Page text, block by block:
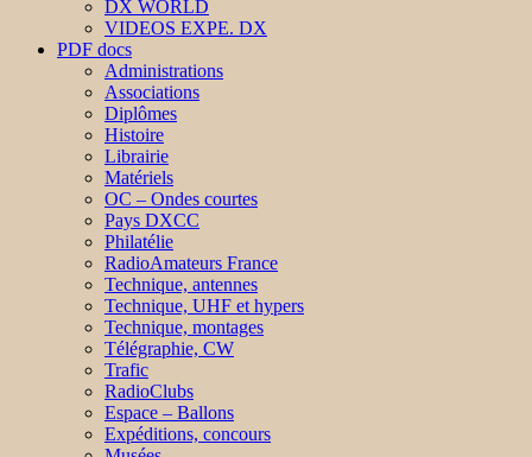
DX WORLD
VIDEOS EXPE. DX
PDF docs
Administrations
Associations
Diplômes
Histoire
Librairie
Matériels
OC – Ondes courtes
Pays DXCC
Philatélie
RadioAmateurs France
Technique, antennes
Technique, UHF et hypers
Technique, montages
Télégraphie, CW
Trafic
RadioClubs
Espace – Ballons
Expéditions, concours